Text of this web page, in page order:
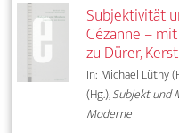
Subjektivität
Cézanne –
zu Dürer,
In: Michael Lüthy
(Hg.),Subjekt und
Moderne